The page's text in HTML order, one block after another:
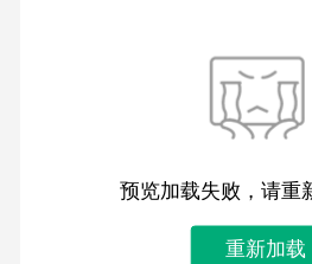
预览加载失败，请重
重新加载